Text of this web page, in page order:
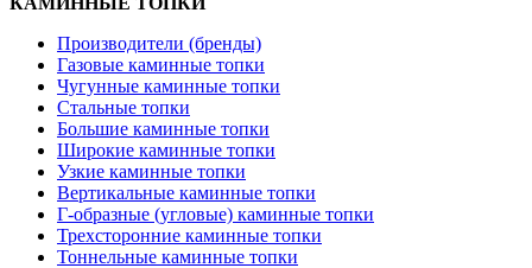
Производители (бренды)
Газовые каминные топки
Чугунные каминные топки
Стальные топки
Большие каминные топки
Широкие каминные топки
Узкие каминные топки
Вертикальные каминные топки
Г-образные (угловые) каминные топки
Трехсторонние каминные топки
Тоннельные каминные топки